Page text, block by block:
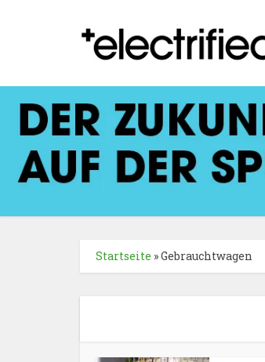
Startseite »Gebrauchtwagen